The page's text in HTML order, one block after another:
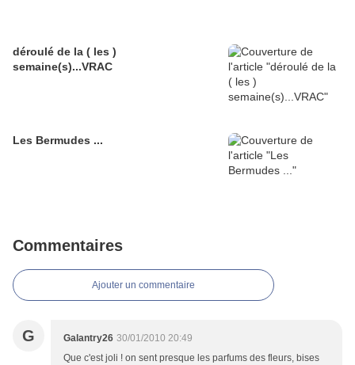
déroulé de la ( les )
semaine(s)...VRAC
Les Bermudes ...
Commentaires
Ajouter un commentaire
G Galantry26 30/01/2010 20:49
Que c'est joli ! on sent presque les parfums des fleurs, bises